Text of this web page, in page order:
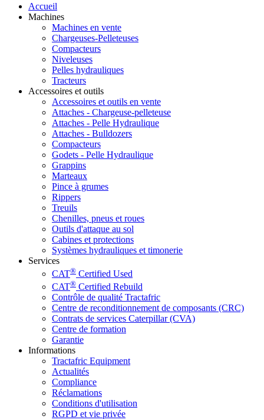
Accueil
Machines
Machines en vente
Chargeuses-Pelleteuses
Compacteurs
Niveleuses
Pelles hydrauliques
Tracteurs
Accessoires et outils
Accessoires et outils en vente
Attaches - Chargeuse-pelleteuse
Attaches - Pelle Hydraulique
Attaches - Bulldozers
Compacteurs
Godets - Pelle Hydraulique
Grappins
Marteaux
Pince à grumes
Rippers
Treuils
Chenilles, pneus et roues
Outils d'attaque au sol
Cabines et protections
Systèmes hydrauliques et timonerie
Services
CAT® Certified Used
CAT® Certified Rebuild
Contrôle de qualité Tractafric
Centre de reconditionnement de composants (CRC)
Contrats de services Caterpillar (CVA)
Centre de formation
Garantie
Informations
Tractafric Equipment
Actualités
Compliance
Réclamations
Conditions d'utilisation
RGPD et vie privée